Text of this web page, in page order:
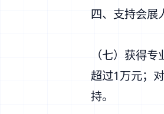
四、支持会展
（七）获得
超过1万元；
持。